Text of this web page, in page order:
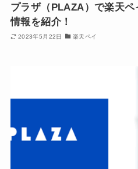
プラザ（PLAZA）で楽天
情報を紹介！
2023年5月22日 楽天ペイ